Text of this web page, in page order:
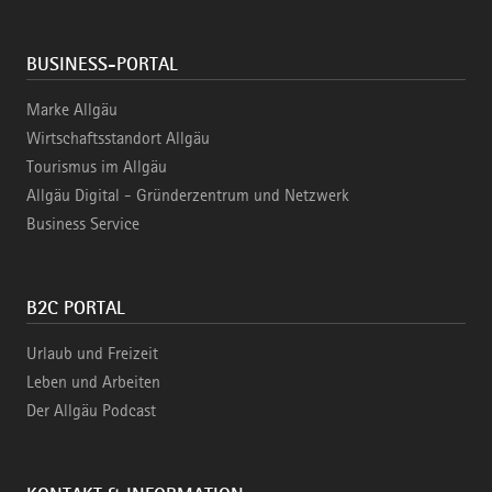
BUSINESS-PORTAL
Marke Allgäu
Wirtschaftsstandort Allgäu
Tourismus im Allgäu
Allgäu Digital - Gründerzentrum und Netzwerk
Business Service
B2C PORTAL
Urlaub und Freizeit
Leben und Arbeiten
Der Allgäu Podcast